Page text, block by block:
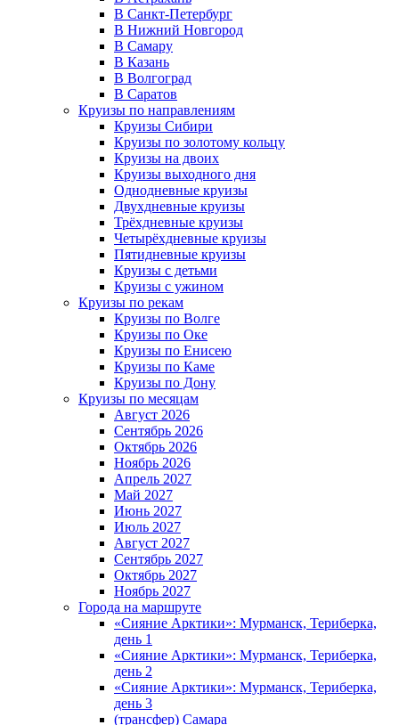
В Санкт-Петербург
В Нижний Новгород
В Самару
В Казань
В Волгоград
В Саратов
Круизы по направлениям
Круизы Сибири
Круизы по золотому кольцу
Круизы на двоих
Круизы выходного дня
Однодневные круизы
Двухдневные круизы
Трёхдневные круизы
Четырёхдневные круизы
Пятидневные круизы
Круизы с детьми
Круизы с ужином
Круизы по рекам
Круизы по Волге
Круизы по Оке
Круизы по Енисею
Круизы по Каме
Круизы по Дону
Круизы по месяцам
Август 2026
Сентябрь 2026
Октябрь 2026
Ноябрь 2026
Апрель 2027
Май 2027
Июнь 2027
Июль 2027
Август 2027
Сентябрь 2027
Октябрь 2027
Ноябрь 2027
Города на маршруте
«Сияние Арктики»: Мурманск, Териберка,
день 1
«Сияние Арктики»: Мурманск, Териберка,
день 2
«Сияние Арктики»: Мурманск, Териберка,
день 3
(трансфер) Самара